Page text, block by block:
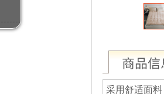
商品
采用舒适面